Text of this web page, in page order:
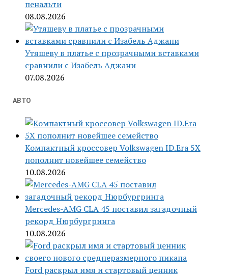
пенальти
08.08.2026
Утяшеву в платье с прозрачными вставками
сравнили с Изабель Аджани
07.08.2026
АВТО
Компактный кроссовер Volkswagen ID.Era 5X
пополнит новейшее семейство
10.08.2026
Mercedes-AMG CLA 45 поставил загадочный
рекорд Нюрбургринга
10.08.2026
Ford раскрыл имя и стартовый ценник